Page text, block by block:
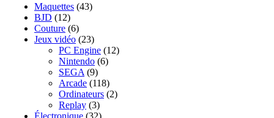
Maquettes (43)
BJD (12)
Couture (6)
Jeux vidéo (23)
PC Engine (12)
Nintendo (6)
SEGA (9)
Arcade (118)
Ordinateurs (2)
Replay (3)
Électronique (32)